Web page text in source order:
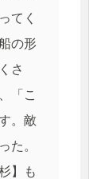
てく
の形
さ
「こ
。敵
た。
】も